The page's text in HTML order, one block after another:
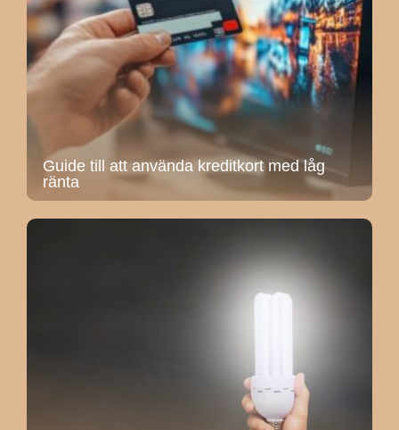
Guide till att använda kreditkort med låg
ränta